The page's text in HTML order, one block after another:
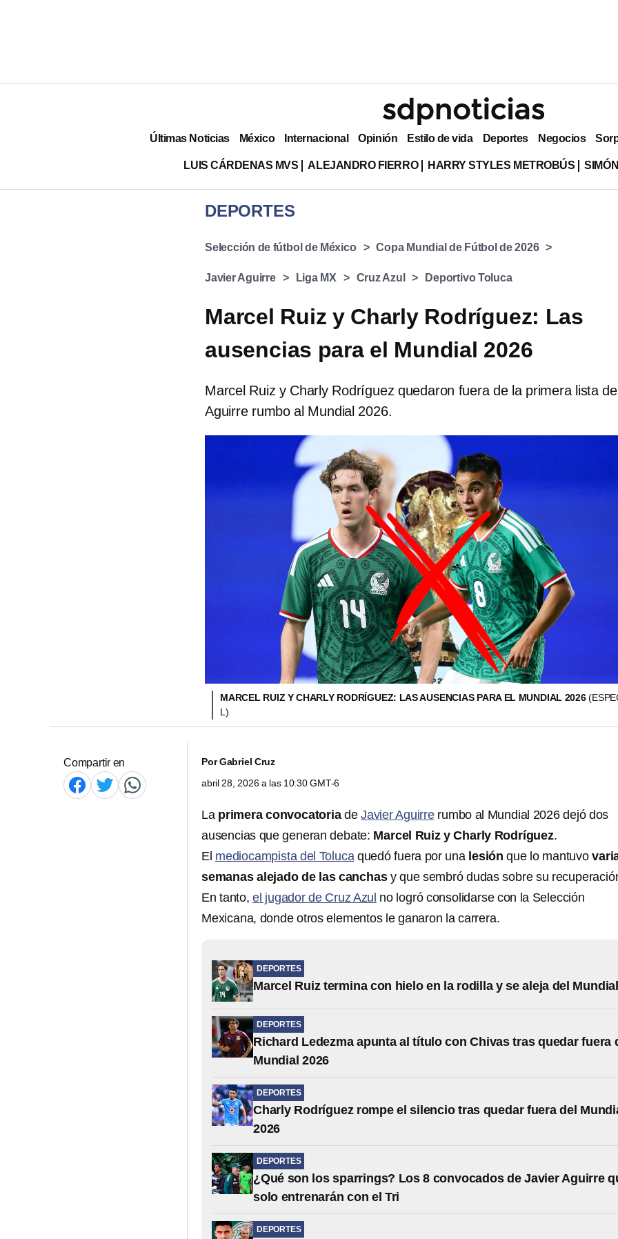
Últimas Noticias México Internacional Opinión Estilo de vida Deportes Negocios
LUIS CÁRDENAS MVS ALEJANDRO FIERRO HARRY STYLES METROBÚS
DEPORTES
Selección de fútbol de México Copa Mundial de Fútbol de 2026
Javier Aguirre Liga MX Cruz Azul Deportivo Toluca
Marcel Ruiz y Charly Rodríguez: Las
ausencias para el Mundial 2026
Marcel Ruiz y Charly Rodríguez quedaron fuera de la primera lista de
Aguirre rumbo al Mundial 2026.
MARCEL RUIZ Y CHARLY RODRÍGUEZ: LAS AUSENCIAS PARA EL MUNDIAL 2026
L)
Compartir en PorGabriel Cruz
abril 28, 2026 a las 10:30 GMT-6
La primera convocatoriadeJavier Aguirrerumbo al Mundial 2026 dejó dos
ausencias que generan debate: Marcel Ruiz y Charly Rodríguez.
El mediocampista del Tolucaquedó fuera por una lesión que lo mantuvo
semanas alejado de las canchasy que sembró dudas sobre su
En tanto,el jugador de Cruz Azul no logró consolidarse con la Selección
Mexicana, donde otros elementos le ganaron la carrera.
DEPORTES
Marcel Ruiz termina con hielo en la rodilla y se aleja del Mundial
DEPORTES
Richard Ledezma apunta al título con Chivas tras quedar fuera
Mundial 2026
DEPORTES
Charly Rodríguez rompe el silencio tras quedar fuera del
2026
DEPORTES
¿Qué son los sparrings? Los 8 convocados de Javier Aguirre
solo entrenarán con el Tri
DEPORTES